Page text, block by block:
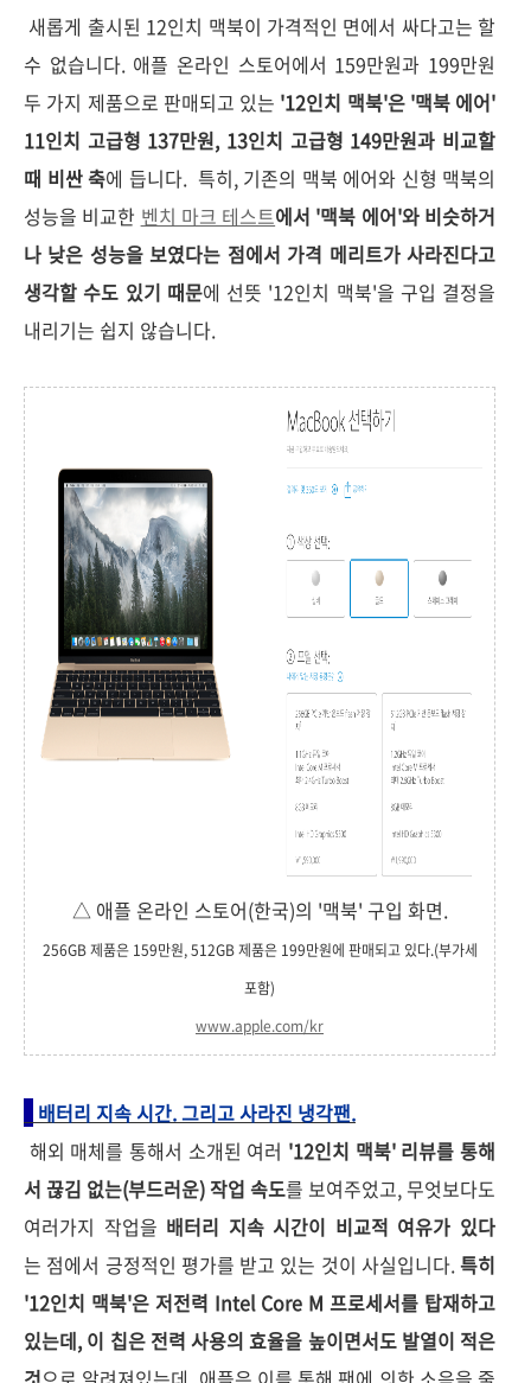
새롭게 출시된 12인치 맥북이 가격적인 면에서 싸다고는 할
수 없습니다. 애플 온라인 스토어에서 159만원과 199만원
두 가지 제품으로 판매되고 있는 '12인치 맥북'은 '맥북 에어'
11인치 고급형 137만원, 13인치 고급형 149만원과 비교할
때 비싼 축에 듭니다. 특히, 기존의 맥북 에어와 신형 맥북의
성능을 비교한 벤치 마크 테스트에서 '맥북 에어'와 비슷하거
나 낮은 성능을 보였다는 점에서 가격 메리트가 사라진다고
생각할 수도 있기 때문에 선뜻 '12인치 맥북'을 구입 결정을
내리기는 쉽지 않습니다.
△ 애플 온라인 스토어(한국)의 '맥북' 구입 화면.
256GB 제품은 159만원, 512GB 제품은 199만원에 판매되고 있다.(부가세
포함)
www.apple.com/kr
배터리 지속 시간. 그리고 사라진 냉각팬.
해외 매체를 통해서 소개된 여러 '12인치 맥북' 리뷰를 통해
서 끊김 없는(부드러운) 작업 속도를 보여주었고, 무엇보다도
여러가지 작업을 배터리 지속 시간이 비교적 여유가 있다
는 점에서 긍정적인 평가를 받고 있는 것이 사실입니다.특히
'12인치 맥북'은 저전력 Intel Core M 프로세서를 탑재하고
있는데, 이 칩은 전력 사용의 효율을 높이면서도 발열이 적은